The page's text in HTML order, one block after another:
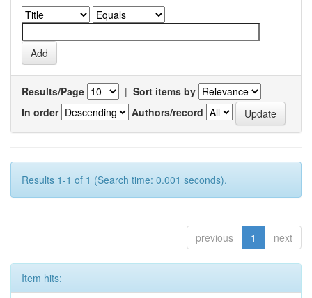
Results/Page | Sort items by
In order
Authors/record
Results 1-1 of 1 (Search time: 0.001 seconds).
previous 1 next
Item hits: